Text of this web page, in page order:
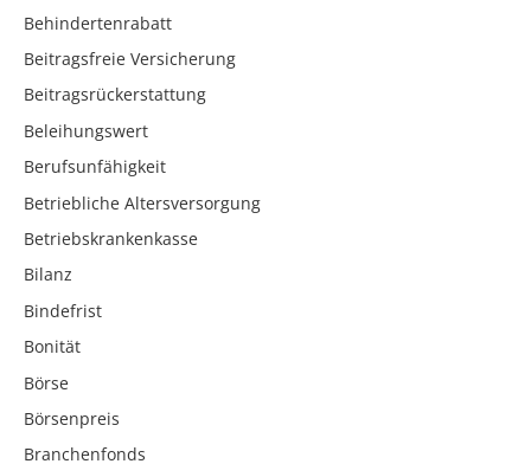
Behindertenrabatt
Beitragsfreie Versicherung
Beitragsrückerstattung
Beleihungswert
Berufsunfähigkeit
Betriebliche Altersversorgung
Betriebskrankenkasse
Bilanz
Bindefrist
Bonität
Börse
Börsenpreis
Branchenfonds